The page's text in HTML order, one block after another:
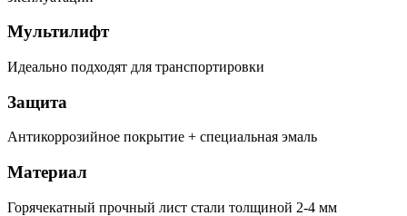
Мультилифт
Идеально подходят для транспортировки
Защита
Антикоррозийное покрытие + специальная эмаль
Материал
Горячекатный прочный лист стали толщиной 2-4 мм